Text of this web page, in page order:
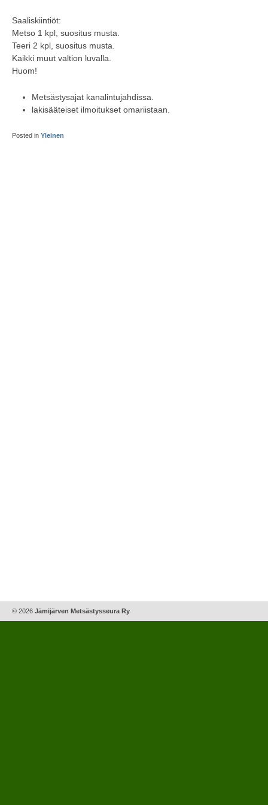
Saaliskiintiöt:
Metso 1 kpl, suositus musta.
Teeri 2 kpl, suositus musta.
Kaikki muut valtion luvalla.
Huom!
Metsästysajat kanalintujahdissa.
⁠lakisääteiset ilmoitukset omariistaan.
Posted in Yleinen
© 2026 Jämijärven Metsästysseura Ry